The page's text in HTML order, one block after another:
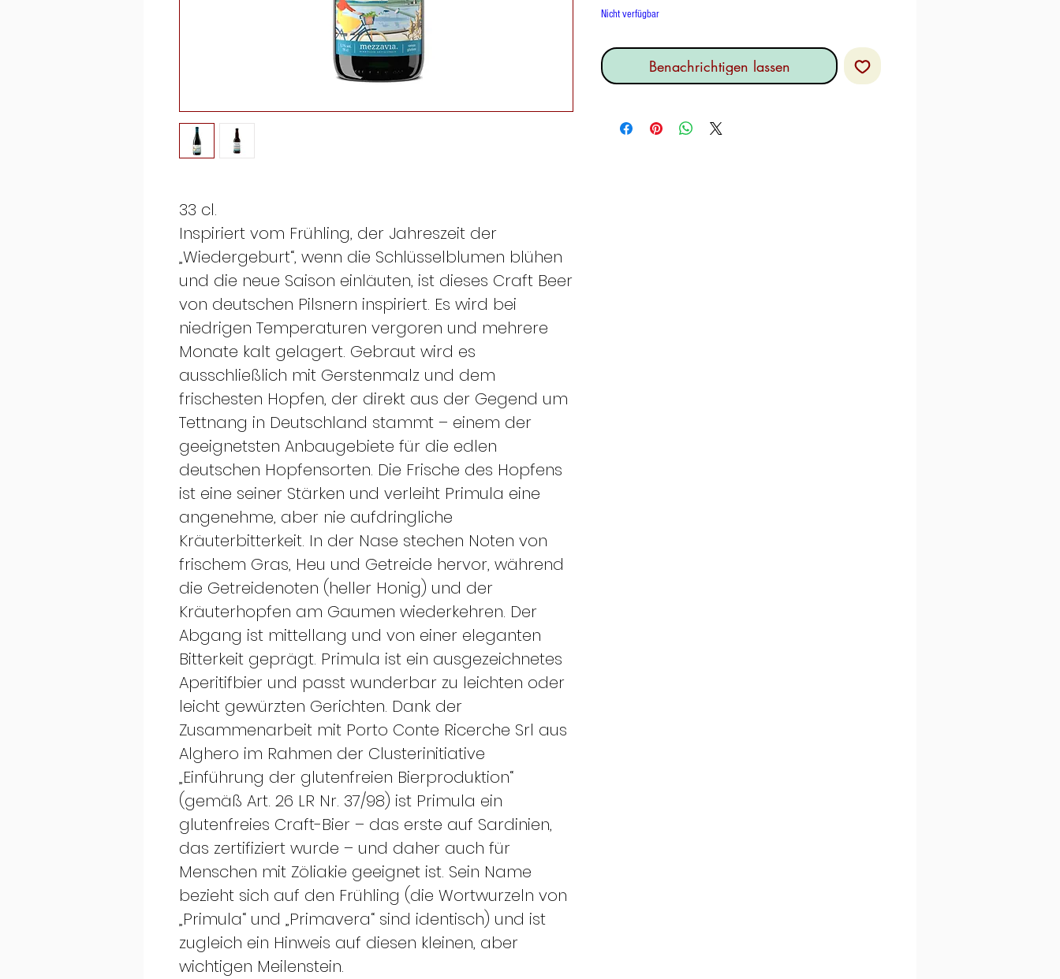
33 cl.
Inspiriert vom Frühling, der Jahreszeit der
„Wiedergeburt“, wenn die Schlüsselblumen blühen
und die neue Saison einläuten, ist dieses Craft Beer
von deutschen Pilsnern inspiriert. Es wird bei
niedrigen Temperaturen vergoren und mehrere
Monate kalt gelagert. Gebraut wird es
ausschließlich mit Gerstenmalz und dem
frischesten Hopfen, der direkt aus der Gegend um
Tettnang in Deutschland stammt – einem der
geeignetsten Anbaugebiete für die edlen
deutschen Hopfensorten. Die Frische des Hopfens
ist eine seiner Stärken und verleiht Primula eine
angenehme, aber nie aufdringliche
Kräuterbitterkeit. In der Nase stechen Noten von
frischem Gras, Heu und Getreide hervor, während
die Getreidenoten (heller Honig) und der
Kräuterhopfen am Gaumen wiederkehren. Der
Abgang ist mittellang und von einer eleganten
Bitterkeit geprägt. Primula ist ein ausgezeichnetes
Aperitifbier und passt wunderbar zu leichten oder
leicht gewürzten Gerichten. Dank der
Zusammenarbeit mit Porto Conte Ricerche Srl aus
Alghero im Rahmen der Clusterinitiative
„Einführung der glutenfreien Bierproduktion“
(gemäß Art. 26 LR Nr. 37/98) ist Primula ein
glutenfreies Craft-Bier – das erste auf Sardinien,
das zertifiziert wurde – und daher auch für
Menschen mit Zöliakie geeignet ist. Sein Name
bezieht sich auf den Frühling (die Wortwurzeln von
„Primula“ und „Primavera“ sind identisch) und ist
zugleich ein Hinweis auf diesen kleinen, aber
wichtigen Meilenstein.
Nicht verfügbar
Benachrichtigen lassen